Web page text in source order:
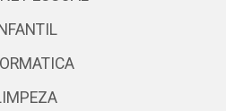
INFANTIL